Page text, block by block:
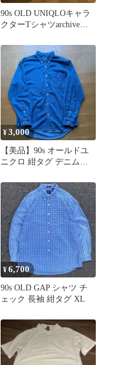
90s OLD UNIQLOキャラ
クターTシャツarchiveヴ
¥3,000
【美品】90s オールドユ
ニクロ 紺タグ デニムシ
¥6,700
90s OLD GAP シャツ チ
ェック 長袖 紺タグ XL